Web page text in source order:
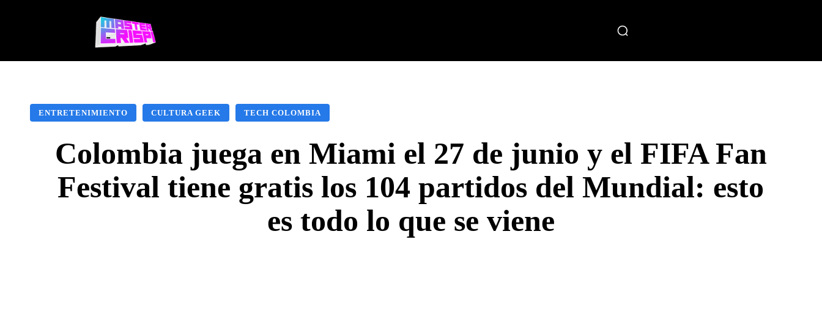
ENTRETENIMIENTO CULTURA GEEK TECH COLOMBIA
Colombia juega en Miami el 27 de junio y el FIFA Fan
Festival tiene gratis los 104 partidos del Mundial: esto
es todo lo que se viene